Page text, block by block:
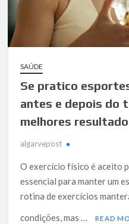
SAÚDE
Se pratico
antes e depois do
melhores
algarvepost
O exercício físico é aceito
essencial para manter um
rotina de exercícios
condições, mas …
READ